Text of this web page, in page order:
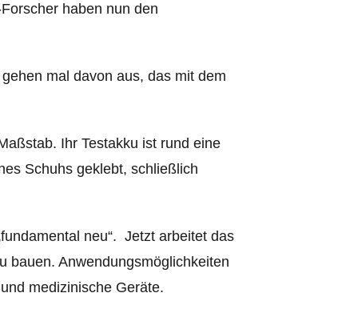
haben nun den
mal davon aus, das mit dem
Ihr Testakku ist rund eine
Schuhs geklebt, schließlich
neu“. Jetzt arbeitet das
bauen. Anwendungsmöglichkeiten
medizinische Geräte.